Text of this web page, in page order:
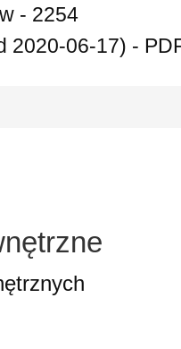
- 2254
2020-06-17) -